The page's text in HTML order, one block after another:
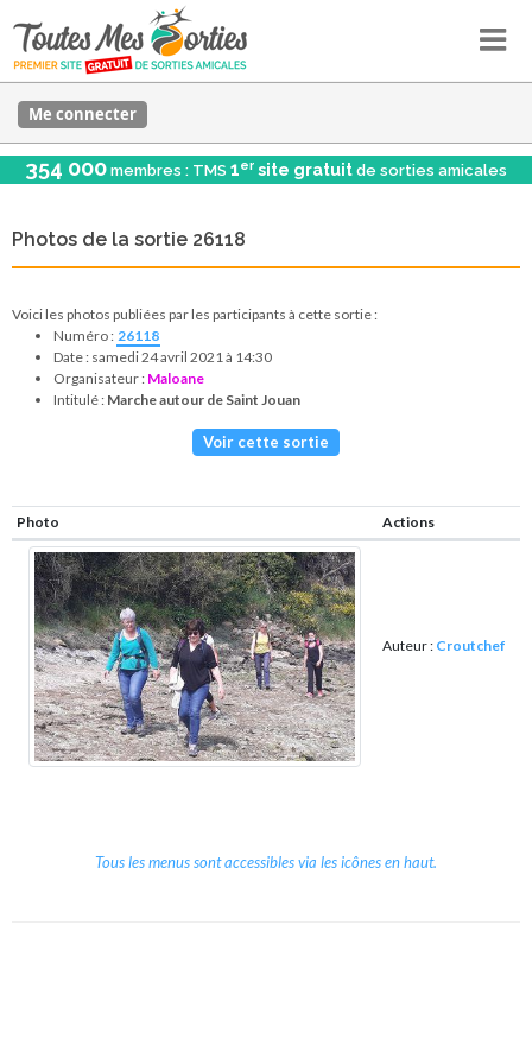
Me connecter
354 000 membres : TMS 1er site gratuit de sorties amicales
Photos de la sortie 26118
Voici les photos publiées par les participants à cette sortie :
Numéro : 26118
Date : samedi 24 avril 2021 à 14:30
Organisateur : Maloane
Intitulé : Marche autour de Saint Jouan
Voir cette sortie
Photo Actions
Auteur : Croutchef
Tous les menus sont accessibles via les icônes en haut.